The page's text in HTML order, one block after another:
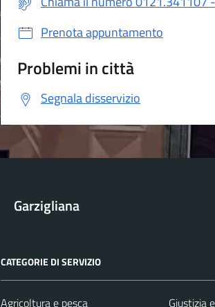
Prenota appuntamento
Problemi in città
Segnala disservizio
Garzigliana
CATEGORIE DI SERVIZIO
Agricoltura e pesca
Giustizia